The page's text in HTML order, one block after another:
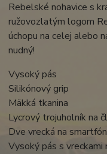
Rebelské nohavice s
ružovozlatým logom
úchopu na celej alebo
nudný!
Vysoký pás
Silikónový grip
Mäkká tkanina
Lycrový trojuholník na
Dve vrecká na smartfón
Vysoký pás s